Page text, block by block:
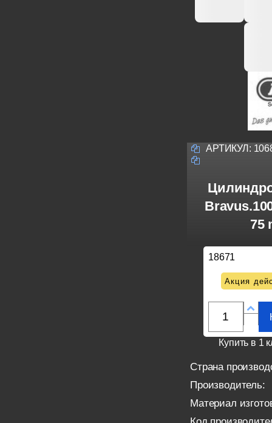
АРТИКУЛ:
75
18671
Акция
Купить в 1
Страна
Производитель:
Материал